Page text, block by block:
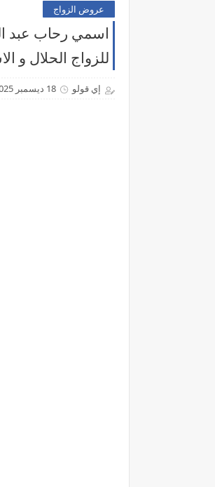
عروض الزواج
للزواج الحلال و
إي قولو 18 ديسمبر 2025